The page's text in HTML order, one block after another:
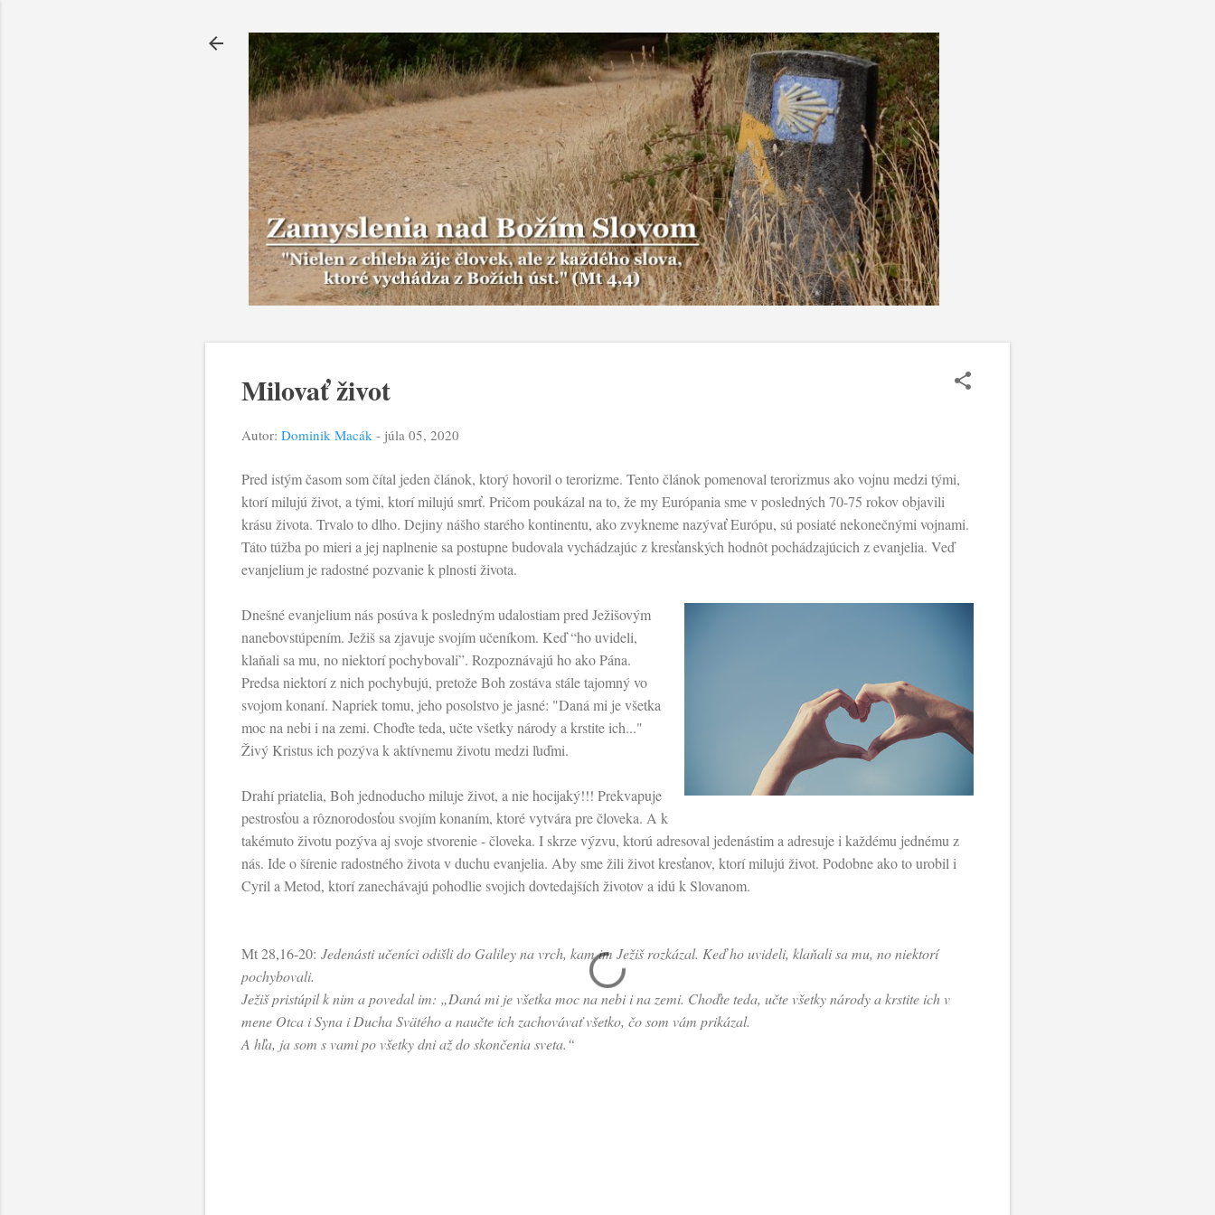
Milovať život
Autor: Dominik Macák - júla 05, 2020
Pred istým časom som čítal jeden článok, ktorý hovoril o terorizme. Tento článok pomenoval terorizmus ako vojnu medzi tými,
ktorí milujú život, a tými, ktorí milujú smrť. Pričom poukázal na to, že my Európania sme v posledných 70-75 rokov objavili
krásu života. Trvalo to dlho. Dejiny nášho starého kontinentu, ako zvykneme nazývať Európu, sú posiaté nekonečnými vojnami.
Táto túžba po mieri a jej naplnenie sa postupne budovala vychádzajúc z kresťanských hodnôt pochádzajúcich z evanjelia. Veď
evanjelium je radostné pozvanie k plnosti života.
Dnešné evanjelium nás posúva k posledným udalostiam pred Ježišovým
nanebovstúpením. Ježiš sa zjavuje svojím učeníkom. Keď “ho uvideli,
klaňali sa mu, no niektorí pochybovali”. Rozpoznávajú ho ako Pána.
Predsa niektorí z nich pochybujú, pretože Boh zostáva stále tajomný vo
svojom konaní. Napriek tomu, jeho posolstvo je jasné: "Daná mi je všetka
moc na nebi i na zemi. Choďte teda, učte všetky národy a krstite ich..."
Živý Kristus ich pozýva k aktívnemu životu medzi ľuďmi.
Drahí priatelia, Boh jednoducho miluje život, a nie hocijaký!!! Prekvapuje
pestrosťou a rôznorodosťou svojím konaním, ktoré vytvára pre človeka. A k
takémuto životu pozýva aj svoje stvorenie - človeka. I skrze výzvu, ktorú adresoval jedenástim a adresuje i každému jednému z
nás. Ide o šírenie radostného života v duchu evanjelia. Aby sme žili život kresťanov, ktorí milujú život. Podobne ako to urobil i
Cyril a Metod, ktorí zanechávajú pohodlie svojich dovtedajších životov a idú k Slovanom.
Mt 28,16-20: Jedenásti učeníci odišli do Galiley na vrch, kam im Ježiš rozkázal. Keď ho uvideli, klaňali sa mu, no niektorí
pochybovali.
Ježiš pristúpil k nim a povedal im: „Daná mi je všetka moc na nebi i na zemi. Choďte teda, učte všetky národy a krstite ich v
mene Otca i Syna i Ducha Svätého a naučte ich zachovávať všetko, čo som vám prikázal.
A hľa, ja som s vami po všetky dni až do skončenia sveta.“